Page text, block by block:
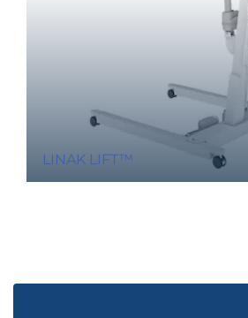
LINAK LIFT™